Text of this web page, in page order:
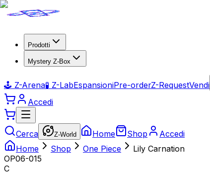
Prodotti
Mystery Z-Box
🕹️ Z-Arena🧪 Z-LabEspansioniPre-orderZ-RequestVendi
Accedi
Cerca Z-World Home Shop
Accedi
Home
Shop One Piece
Lily Carnation
OP06-015
C